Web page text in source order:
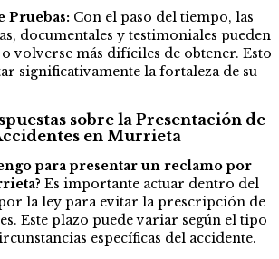
Pruebas: Con el paso del tiempo, las
documentales y testimoniales pueden
volverse más difíciles de obtener. Esto
significativamente la fortaleza de su
sobre la Presentación de
en Murrieta
para presentar un reclamo por
Es importante actuar dentro del
la ley para evitar la prescripción de
Este plazo puede variar según el tipo
específicas del accidente.